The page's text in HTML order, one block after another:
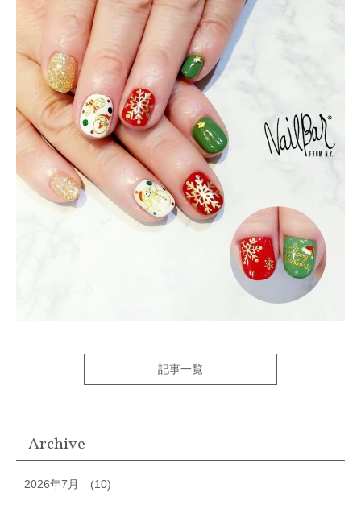
記事一覧
Archive
2026年7月 (10)